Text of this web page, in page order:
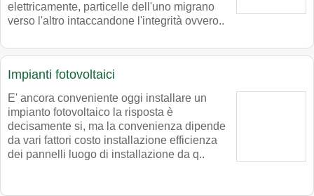
elettricamente, particelle dell'uno migrano
verso l'altro intaccandone l'integrità ovvero..
Impianti fotovoltaici
E' ancora conveniente oggi installare un
impianto fotovoltaico la risposta è
decisamente si, ma la convenienza dipende
da vari fattori costo installazione efficienza
dei pannelli luogo di installazione da q..